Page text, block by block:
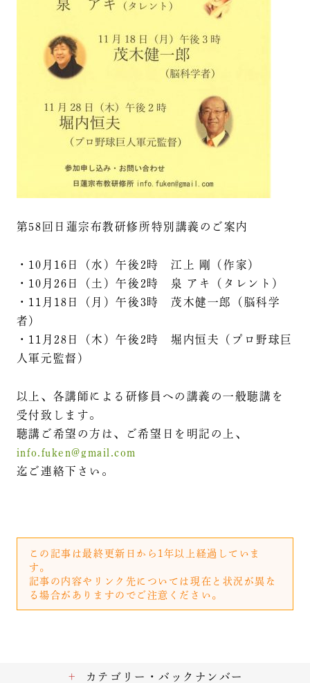
第58回日蓮宗布教研修所特別講義のご案内
・10月16日（水）午後2時 江上 剛（作家）
・10月26日（土）午後2時 泉 アキ（タレント）
・11月18日（月）午後3時 茂木健一郎（脳科学
者）
・11月28日（木）午後2時 堀内恒夫（プロ野球巨
人軍元監督）
以上、各講師による研修員への講義の一般聴講を
受付致します。
聴講ご希望の方は、ご希望日を明記の上、
info.fuken@gmail.com
迄ご連絡下さい。
この記事は最終更新日から1年以上経過していま
す。
記事の内容やリンク先については現在と状況が異な
る場合がありますのでご注意ください。
カテゴリー・バックナンバー